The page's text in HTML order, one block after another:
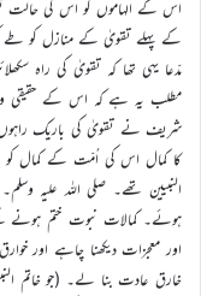
اس کے الہاموں کو اس کی حالت
کے پہلے تقویٰ کے منازل کو طے
مطلب یہ ہے کہ اس کے حقیقی
شریف نے تقویٰ کی باریک راہوں
کا کمال اس کی اُمّت کے کمال کو
النبیین تھے۔ صلی اللہ علیہ
ہوئے۔ کمالات نبوت ختم ہونے
اور معجزات دیکھنا چاہے اور
خارق عادت بنا لے۔ (جو خاتم